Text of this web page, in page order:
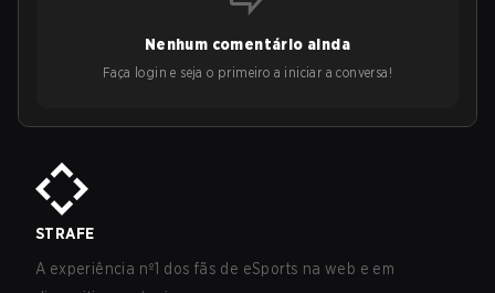
Nenhum comentário ainda
Faça login e seja o primeiro a iniciar a conversa!
STRAFE
A experiência nº1 dos fãs de eSports na web e em